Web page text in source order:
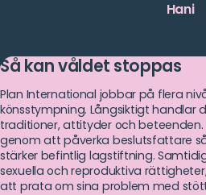
Hani
Så kan våldet stoppas
Plan International jobbar på flera
könsstympning. Långsiktigt handlar
traditioner, attityder och
genom att påverka beslutsfattare
stärker befintlig lagstiftning.
sexuella och reproduktiva
att prata om sina problem med